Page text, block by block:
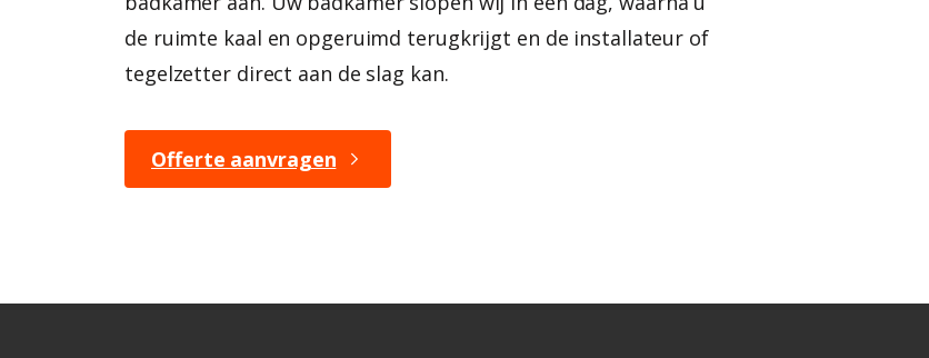
de ruimte kaal en opgeruimd terugkrijgt en de installateur of
tegelzetter direct aan de slag kan.
Offerte aanvragen